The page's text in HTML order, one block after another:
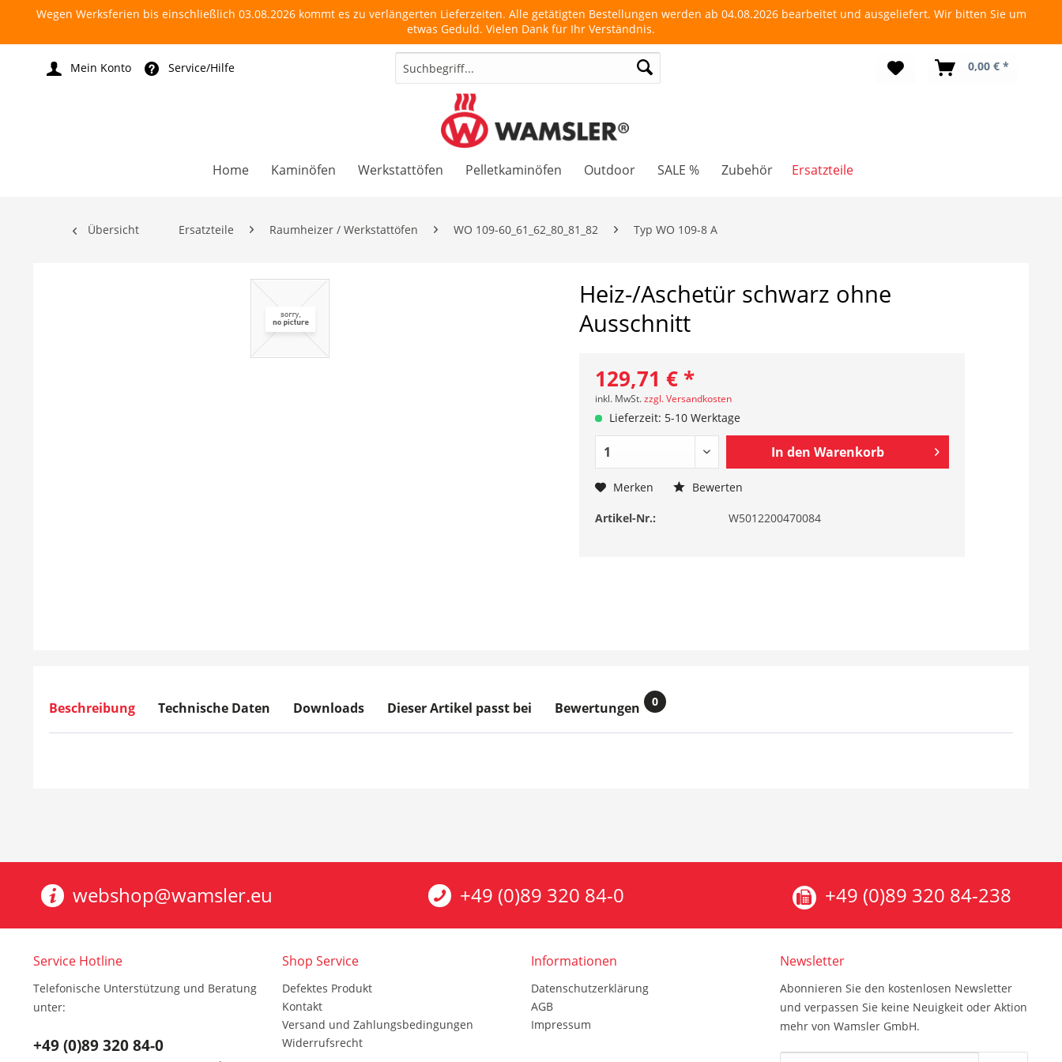
Wegen Werksferien bis einschließlich 03.08.2026 kommt es zu verlängerten Lieferzeiten. Alle getätigten Bestellungen werden ab 04.08.2026 bearbeitet und ausgeliefert. Wir bitten Sie um
etwas Geduld. Vielen Dank für Ihr Verständnis.
Mein Konto Service/Hilfe 0,00 € *
Home Kaminöfen Werkstattöfen Pelletkaminöfen Outdoor SALE % Zubehör Ersatzteile
Übersicht Ersatzteile Raumheizer / Werkstattöfen WO 109-60_61_62_80_81_82 Typ WO 109-8 A
Heiz-/Aschetür schwarz ohne
Ausschnitt
129,71 € *
inkl. MwSt.zzgl. Versandkosten
Lieferzeit: 5-10 Werktage
In den Warenkorb
Merken Bewerten
Artikel-Nr.: W5012200470084
Beschreibung Technische Daten Downloads Dieser Artikel passt bei Bewertungen 0
webshop@wamsler.eu +49 (0)89 320 84-0 +49 (0)89 320 84-238
Service Hotline
Telefonische Unterstützung und Beratung
unter:
+49 (0)89 320 84-0
Shop Service
Defektes Produkt
Kontakt
Versand und Zahlungsbedingungen
Widerrufsrecht
Informationen
Datenschutzerklärung
AGB
Impressum
Newsletter
Abonnieren Sie den kostenlosen Newsletter
und verpassen Sie keine Neuigkeit oder Aktion
mehr von Wamsler GmbH.